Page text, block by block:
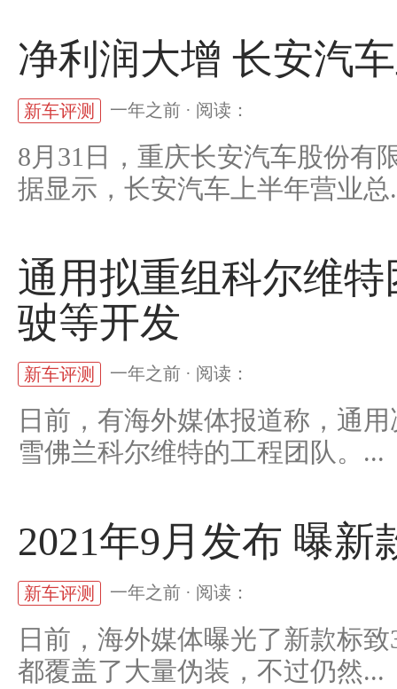
净利润大增 长安汽
新车评测 一年之前 · 阅读：
8月31日，重庆长安汽车股份有
据显示，长安汽车上半年营业总
通用拟重组科尔维
驶等开发
新车评测 一年之前 · 阅读：
日前，有海外媒体报道称，通
雪佛兰科尔维特的工程团队。...
2021年9月发布 曝新
新车评测 一年之前 · 阅读：
日前，海外媒体曝光了新款标
都覆盖了大量伪装，不过仍然...